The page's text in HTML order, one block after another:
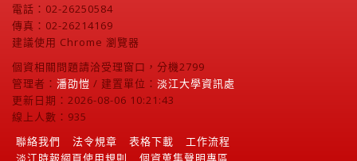
電話：02-26250584
傳真：02-26214169
建議使用 Chrome 瀏覽器
個資相關問題請洽受理窗口，分機2799
管理者： 潘劭愷 / 建置單位： 淡江大學資訊處
更新日期：2026-08-06 10:21:43
線上人數：935
聯絡我們
法令規章 表格下載
工作流程
淡江時報網頁使用規則
個資蒐集聲明專區